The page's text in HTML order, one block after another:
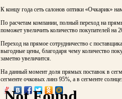
К концу года сеть салонов оптики «Очкарик»
По расчетам компании, полный переход на
поможет увеличить количество покупателей на
Переход на прямое сотрудничество с
выгодные цены, благодаря чему количество
заметно увеличится.
На данный момент доля прямых поставок в
сегменте очковых линз 95%, а в сегменте